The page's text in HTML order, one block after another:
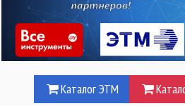
Каталог ЭТМ